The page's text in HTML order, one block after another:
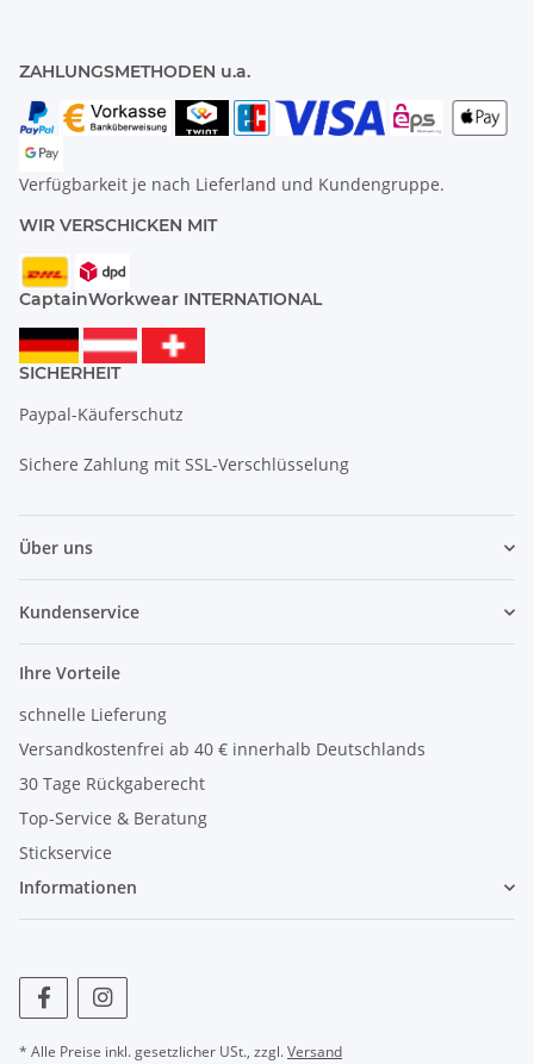
ZAHLUNGSMETHODEN u.a.
Verfügbarkeit je nach Lieferland und Kundengruppe.
WIR VERSCHICKEN MIT
CaptainWorkwear INTERNATIONAL
SICHERHEIT
Paypal-Käuferschutz
Sichere Zahlung mit SSL-Verschlüsselung
Über uns
Kundenservice
Ihre Vorteile
schnelle Lieferung
Versandkostenfrei ab 40 € innerhalb Deutschlands
30 Tage Rückgaberecht
Top-Service & Beratung
Stickservice
Informationen
* Alle Preise inkl. gesetzlicher USt., zzgl.Versand